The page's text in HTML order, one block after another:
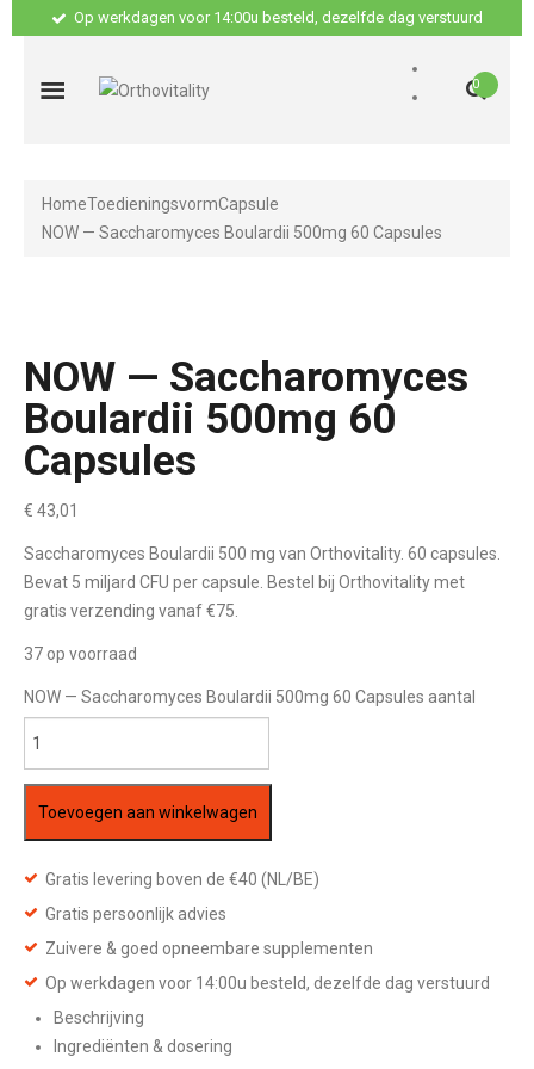
Op werkdagen voor 14:00u besteld, dezelfde dag verstuurd
0
HomeToedieningsvormCapsule
NOW — Saccharomyces Boulardii 500mg 60 Capsules
NOW — Saccharomyces
Boulardii 500mg 60
Capsules
€ 43,01
Saccharomyces Boulardii 500 mg van Orthovitality. 60 capsules.
Bevat 5 miljard CFU per capsule. Bestel bij Orthovitality met
gratis verzending vanaf €75.
37 op voorraad
NOW — Saccharomyces Boulardii 500mg 60 Capsules aantal
Toevoegen aan winkelwagen
Gratis levering boven de €40 (NL/BE)
Gratis persoonlijk advies
Zuivere & goed opneembare supplementen
Op werkdagen voor 14:00u besteld, dezelfde dag verstuurd
Beschrijving
Ingrediënten & dosering